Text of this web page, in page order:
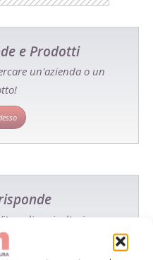
e Prodotti
un'azienda o un
agli agricoltori